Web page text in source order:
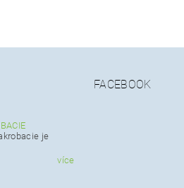
je
více
FACEBOOK